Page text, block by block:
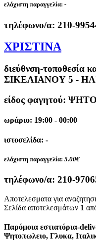
ελάχιστη παραγγελία: -
τηλέφωνο/α: 210-
ΧΡΙΣΤΙΝΑ
διεύθνση-τοποθεσία
ΣΙΚΕΛΙΑΝΟΥ 5 -
είδος φαγητού:
ωράριο: 19:00 - 00:00
ιστοσελίδα: -
ελάχιστη παραγγελία: 5.00€
τηλέφωνο/α: 210-
Αποτελεσματα για
Σελίδα αποτελεσμάτων 1
Παρόμοια εστιατόρια-
Ψητοπωλειο, Γλυκα,